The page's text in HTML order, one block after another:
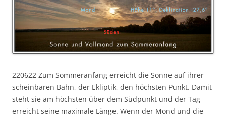
220622 Zum Sommeranfang erreicht die Sonne auf ihrer
scheinbaren Bahn, der Ekliptik, den höchsten Punkt. Damit
steht sie am höchsten über dem Südpunkt und der Tag
erreicht seine maximale Länge. Wenn der Mond und die